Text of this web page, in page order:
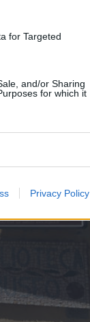
for Targeted
and/or Sharing
for which it
Privacy Policy